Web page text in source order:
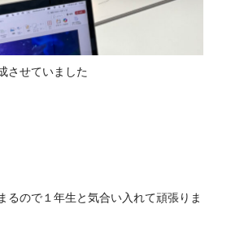
させていました
るので１年生と気合い入れて頑張りま